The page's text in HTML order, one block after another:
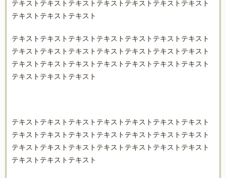
テキストテキストテキストテキストテキストテキストテキスト
テキストテキストテキスト
テキストテキストテキストテキストテキストテキストテキスト
テキストテキストテキストテキストテキストテキストテキスト
テキストテキストテキストテキストテキストテキストテキスト
テキストテキストテキスト
テキストテキストテキストテキストテキストテキストテキスト
テキストテキストテキストテキストテキストテキストテキスト
テキストテキストテキストテキストテキストテキストテキスト
テキストテキストテキスト